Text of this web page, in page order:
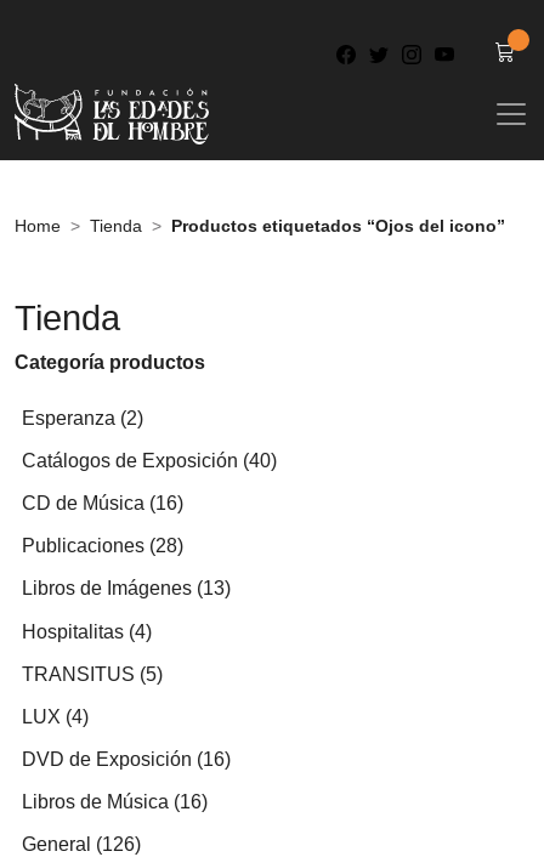
Home Tienda Productos etiquetados “Ojos del icono”
Tienda
Categoría productos
Esperanza 22
Catálogos de Exposición 4040
CD de Música 1616
Publicaciones 2828
Libros de Imágenes 1313
Hospitalitas 44
TRANSITUS 55
LUX 44
DVD de Exposición 1616
Libros de Música 1616
General 126126